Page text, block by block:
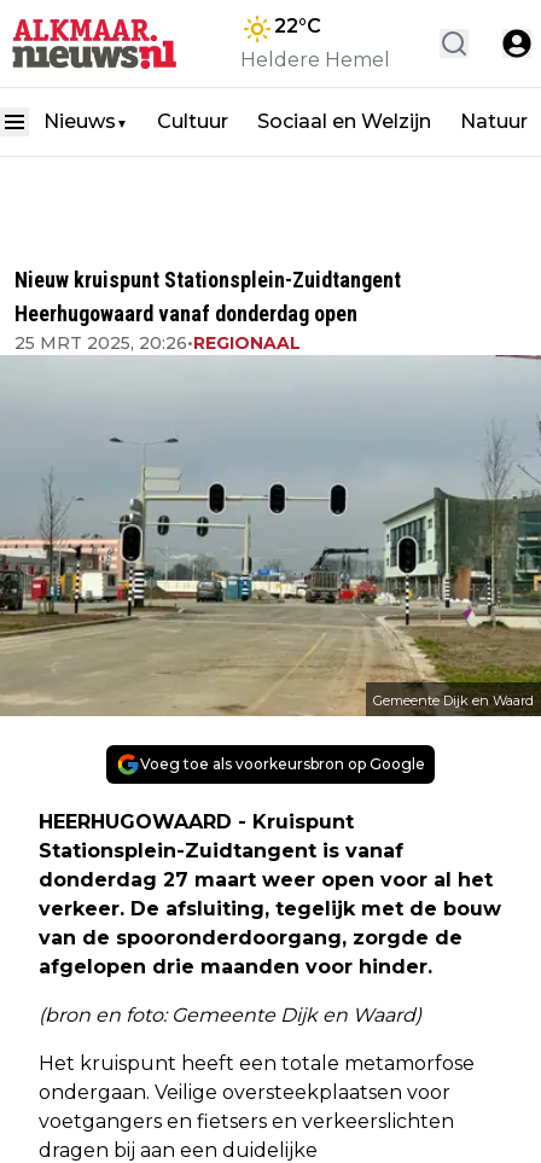
22°C
Heldere Hemel
Nieuws ▼ Cultuur Sociaal en Welzijn Natuur
Nieuw kruispunt Stationsplein-Zuidtangent
Heerhugowaard vanaf donderdag open
25 MRT 2025, 20:26•REGIONAAL
Gemeente Dijk en Waard
Voeg toe als voorkeursbron op Google
HEERHUGOWAARD - Kruispunt
Stationsplein-Zuidtangent is vanaf
donderdag 27 maart weer open voor al het
verkeer. De afsluiting, tegelijk met de bouw
van de spooronderdoorgang, zorgde de
afgelopen drie maanden voor hinder.
(bron en foto: Gemeente Dijk en Waard)
Het kruispunt heeft een totale metamorfose
ondergaan. Veilige oversteekplaatsen voor
voetgangers en fietsers en verkeerslichten
dragen bij aan een duidelijke